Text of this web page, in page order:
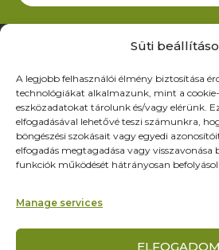
Süti
A legjobb felhasználói élmény biztosítása
technológiákat alkalmazunk, mint a
eszközadatokat tárolunk és/vagy elérünk.
elfogadásával lehetővé teszi számunkra,
böngészési szokásait vagy egyedi
elfogadás megtagadása vagy visszavonása
funkciók működését hátrányosan
Manage services
ELFOGADOM
6200 Kiskőrös, Dózsa Gy. út 52.
Nyitvatartás
Hétfő-Péntek: 9:00-17:00
SZ–V: ZÁRVA
Oldalak
Termékek
Referenciák
Partnereknek